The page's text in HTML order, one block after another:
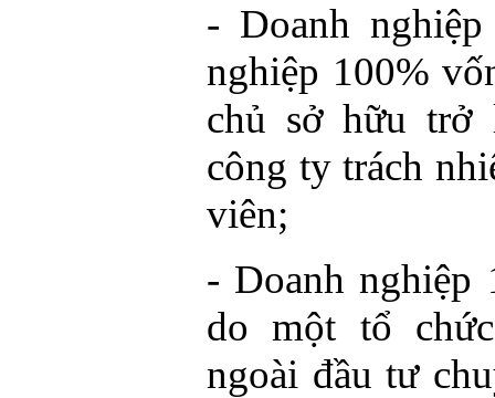
- Doanh
nghiệp 100%
chủ sở hữu trở
công ty trách
viên;
- Doanh nghiệp
do một tổ
ngoài đầu tư